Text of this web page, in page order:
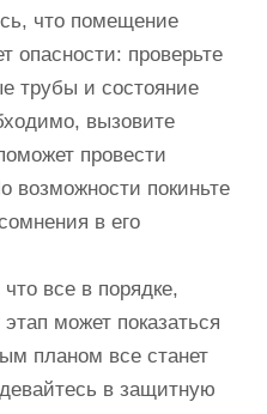
что помещение
опасности: проверьте
трубы и состояние
вызовите
провести
возможности покиньте
в его
все в порядке,
может показаться
планом все станет
в защитную